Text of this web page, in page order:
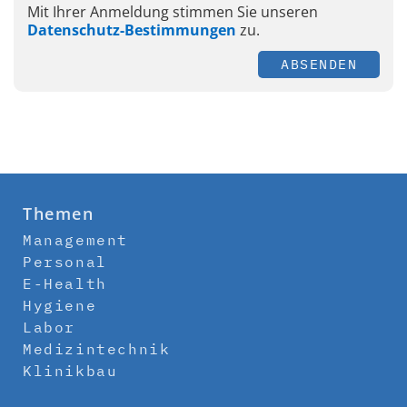
Mit Ihrer Anmeldung stimmen Sie unseren
Datenschutz-Bestimmungen zu.
ABSENDEN
Themen
Management
Personal
E-Health
Hygiene
Labor
Medizintechnik
Klinikbau